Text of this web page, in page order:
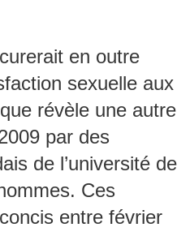
en outre
sexuelle aux
révèle une autre
par des
de l’université de
Ces
entre février